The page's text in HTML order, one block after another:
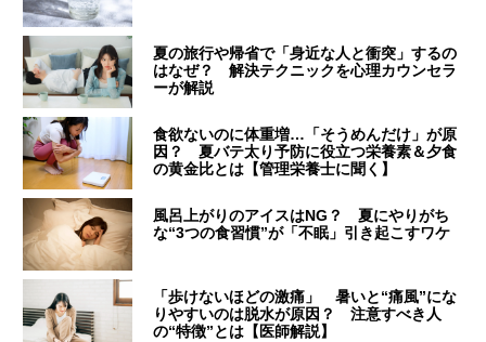
夏の旅行や帰省で「身近な人と衝突」するの
はなぜ？ 解決テクニックを心理カウンセラ
ーが解説
食欲ないのに体重増…「そうめんだけ」が原
因？ 夏バテ太り予防に役立つ栄養素＆夕食
の黄金比とは【管理栄養士に聞く】
風呂上がりのアイスはNG？ 夏にやりがち
な“3つの食習慣”が「不眠」引き起こすワケ
「歩けないほどの激痛」 暑いと“痛風”にな
りやすいのは脱水が原因？ 注意すべき人
の“特徴”とは【医師解説】